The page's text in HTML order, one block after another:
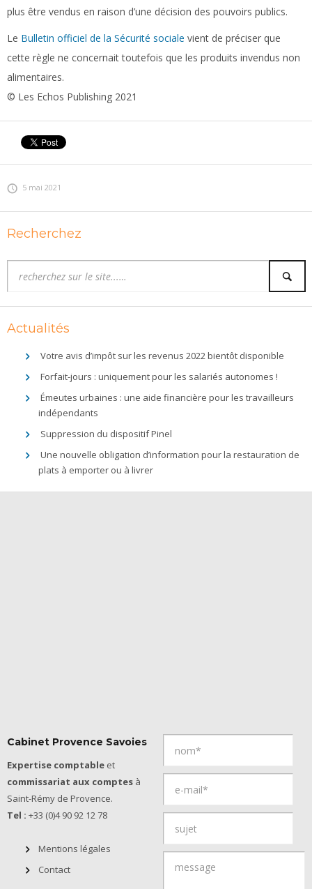
plus être vendus en raison d’une décision des pouvoirs publics.
Le Bulletin officiel de la Sécurité sociale vient de préciser que
cette règle ne concernait toutefois que les produits invendus non
alimentaires.
© Les Echos Publishing 2021
5 mai 2021
Recherchez
Actualités
Votre avis d’impôt sur les revenus 2022 bientôt disponible
Forfait-jours : uniquement pour les salariés autonomes !
Émeutes urbaines : une aide financière pour les travailleurs
indépendants
Suppression du dispositif Pinel
Une nouvelle obligation d’information pour la restauration de
plats à emporter ou à livrer
Cabinet Provence Savoies
Expertise comptable et
commissariat aux comptes à
Saint-Rémy de Provence.
Tel : +33 (0)4 90 92 12 78
Mentions légales
Contact